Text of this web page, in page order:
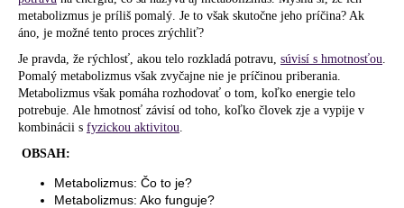
metabolizmus je príliš pomalý. Je to však skutočne jeho príčina? Ak
áno, je možné tento proces zrýchliť?
Je pravda, že rýchlosť, akou telo rozkladá potravu, súvisí s hmotnosťou
Pomalý metabolizmus však zvyčajne nie je príčinou priberania.
Metabolizmus však pomáha rozhodovať o tom, koľko energie telo
potrebuje. Ale hmotnosť závisí od toho, koľko človek zje a vypije v
kombinácii s fyzickou aktivitou
OBSAH:
Metabolizmus: Čo to je?
Metabolizmus: Ako funguje?
j
e
t
e
n
á
j